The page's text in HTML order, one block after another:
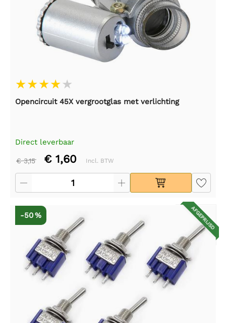
Opencircuit 45X vergrootglas met verlichting
Direct leverbaar
€ 3,15 € 1,60 Incl. BTW
AFGEPRIJSD
-50 %